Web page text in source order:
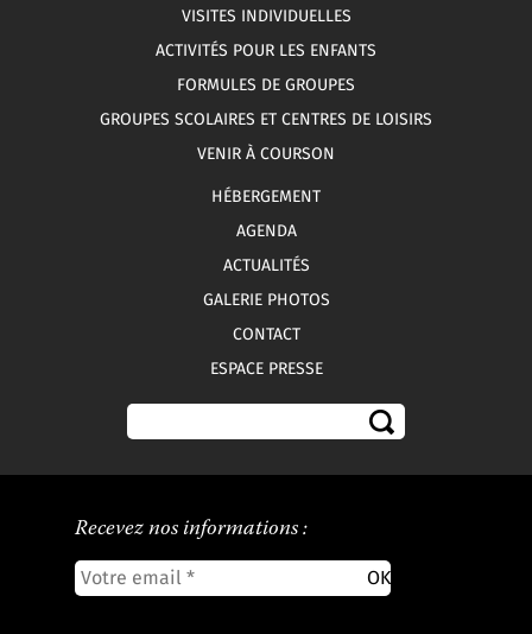
VISITES INDIVIDUELLES
ACTIVITÉS POUR LES ENFANTS
FORMULES DE GROUPES
GROUPES SCOLAIRES ET CENTRES DE LOISIRS
VENIR À COURSON
HÉBERGEMENT
AGENDA
ACTUALITÉS
GALERIE PHOTOS
CONTACT
ESPACE PRESSE
Recevez nos informations :